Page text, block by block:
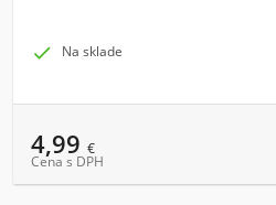
 Na sklade
4,99 €
Cena s DPH